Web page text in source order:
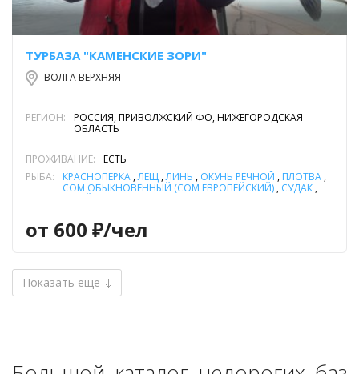
ТУРБАЗА "КАМЕНСКИЕ ЗОРИ"
ВОЛГА ВЕРХНЯЯ
РЕГИОН:
РОССИЯ, ПРИВОЛЖСКИЙ ФО, НИЖЕГОРОДСКАЯ
ОБЛАСТЬ
ПРОЖИВАНИЕ:
ЕСТЬ
РЫБА:
КРАСНОПЕРКА ,ЛЕЩ ,ЛИНЬ , ОКУНЬ РЕЧНОЙ , ПЛОТВА ,
СОМ ОБЫКНОВЕННЫЙ (СОМ ЕВРОПЕЙСКИЙ) , СУДАК ,
от 600 ₽/чел
Показать еще